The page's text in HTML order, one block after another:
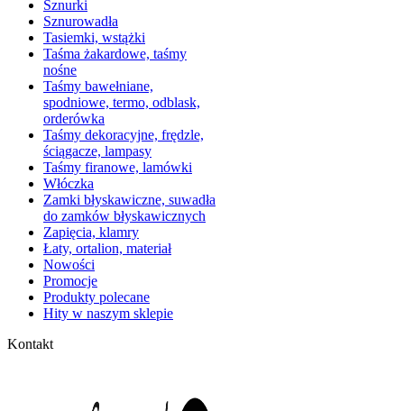
Sznurki
Sznurowadła
Tasiemki, wstążki
Taśma żakardowe, taśmy
nośne
Taśmy bawełniane,
spodniowe, termo, odblask,
orderówka
Taśmy dekoracyjne, frędzle,
ściągacze, lampasy
Taśmy firanowe, lamówki
Włóczka
Zamki błyskawiczne, suwadła
do zamków błyskawicznych
Zapięcia, klamry
Łaty, ortalion, materiał
Nowości
Promocje
Produkty polecane
Hity w naszym sklepie
Kontakt